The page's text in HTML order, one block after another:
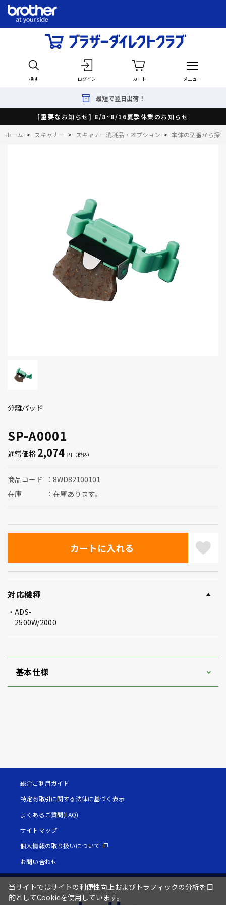
探す ログイン カート メニュー
最短で翌日出荷！
[重要なお知らせ] 8/8~8/16夏季休業のお知らせ
ホーム > スキャナー > スキャナー消耗品・オプション > 本体の型番から探す
SP-A0001
分離パッド
通常価格 2,074
商品コード
8WD82100101
在庫
在庫あります。
対応機種
ADS-
2500W/2000
基本仕様
総合ご利用ガイド
特定商取引に関する法律に基づく表示
よくあるご質問(FAQ)
サイトマップ
個人情報の取り扱いについて
お問い合わせ
当サイトではサイトの利便性向上およびトラフィックの分析を目
的としてCookieを使用しています。